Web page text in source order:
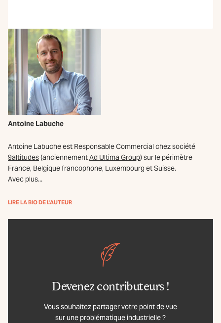
Antoine Labuche
Antoine Labuche est Responsable Commercial chez société
9altitudes(anciennementAd Ultima Group) sur le périmètre
France, Belgique francophone, Luxembourg et Suisse.
Avec plus...
LIRE LA BIO DE L'AUTEUR
Devenez contributeurs !
Vous souhaitez partager votre point de vue
sur une problématique industrielle ?